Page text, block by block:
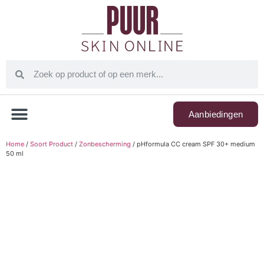
Aanbiedingen
Home / Soort Product / Zonbescherming / pHformula CC cream SPF 30+ medium
50 ml